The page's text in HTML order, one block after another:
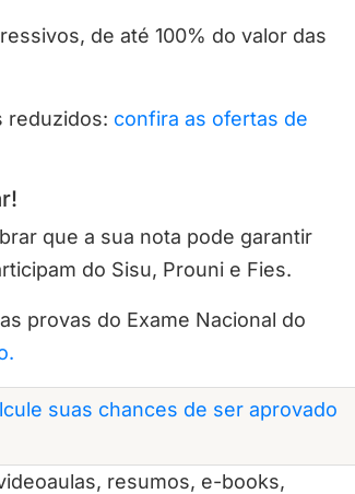
de até 100% do valor das
reduzidos: confira as ofertas de
que a sua nota pode garantir
do Sisu, Prouni e Fies.
provas do Exame Nacional do
suas chances de ser aprovado
resumos, e-books,